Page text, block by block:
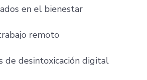
en el bienestar
remoto
de desintoxicación digital